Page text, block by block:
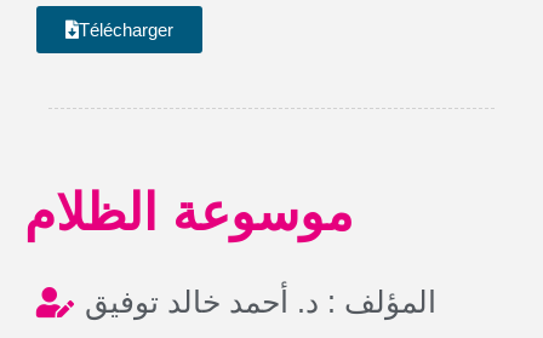
Télécharger
موسوعة الظلام
المؤلف : د. أحمد خالد توفيق